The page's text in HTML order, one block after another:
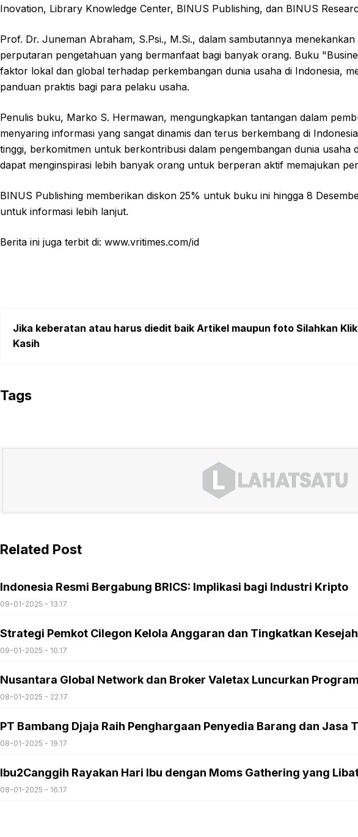
Inovation, Library Knowledge Center, BINUS Publishing, dan BINUS
Prof. Dr. Juneman Abraham, S.Psi., M.Si., dalam sambutannya
perputaran pengetahuan yang bermanfaat bagi banyak orang. Buku
faktor lokal dan global terhadap perkembangan dunia usaha di Indonesia,
panduan praktis bagi para pelaku usaha.
Penulis buku, Marko S. Hermawan, mengungkapkan tantangan dalam
menyaring informasi yang sangat dinamis dan terus berkembang di
tinggi, berkomitmen untuk berkontribusi dalam pengembangan dunia usaha
dapat menginspirasi lebih banyak orang untuk berperan aktif memajukan
BINUS Publishing memberikan diskon 25% untuk buku ini hingga 8
untuk informasi lebih lanjut.
Berita ini juga terbit di: www.vritimes.com/id
Jika keberatan atau harus diedit baik Artikel maupun foto Silahkan
Kasih
Tags
Related Post
Indonesia Resmi Bergabung BRICS: Implikasi bagi Industri Kripto
09-01-2025 - 13.17
Strategi Pemkot Cilegon Kelola Anggaran dan Tingkatkan
09-01-2025 - 10.17
Nusantara Global Network dan Broker Valetax Luncurkan
08-01-2025 - 22.17
PT Bambang Djaja Raih Penghargaan Penyedia Barang dan Jasa
08-01-2025 - 19.17
Ibu2Canggih Rayakan Hari Ibu dengan Moms Gathering yang
08-01-2025 - 16.17